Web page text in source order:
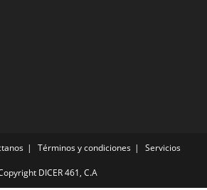
Términos y condiciones Servicios
DICER 461, C.A